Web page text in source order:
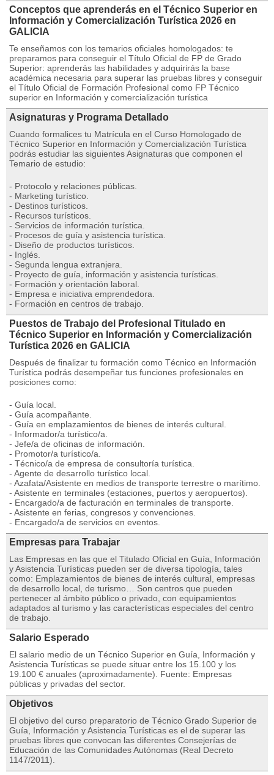
Conceptos que aprenderás en el Técnico Superior en
Información y Comercialización Turística 2026 en
GALICIA
Te enseñamos con los temarios oficiales homologados: te
preparamos para conseguir el Título Oficial de FP de Grado
Superior: aprenderás las habilidades y adquirirás la base
académica necesaria para superar las pruebas libres y conseguir
el Título Oficial de Formación Profesional como FP Técnico
superior en Información y comercialización turística
Asignaturas y Programa Detallado
Cuando formalices tu Matrícula en el Curso Homologado de
Técnico Superior en Información y Comercialización Turística
podrás estudiar las siguientes Asignaturas que componen el
Temario de estudio:
- Protocolo y relaciones públicas.
- Marketing turístico.
- Destinos turísticos.
- Recursos turísticos.
- Servicios de información turística.
- Procesos de guía y asistencia turística.
- Diseño de productos turísticos.
- Inglés.
- Segunda lengua extranjera.
- Proyecto de guía, información y asistencia turísticas.
- Formación y orientación laboral.
- Empresa e iniciativa emprendedora.
- Formación en centros de trabajo.
Puestos de Trabajo del Profesional Titulado en
Técnico Superior en Información y Comercialización
Turística 2026 en GALICIA
Después de finalizar tu formación como Técnico en Información
Turística podrás desempeñar tus funciones profesionales en
posiciones como:
- Guía local.
- Guía acompañante.
- Guía en emplazamientos de bienes de interés cultural.
- Informador/a turístico/a.
- Jefe/a de oficinas de información.
- Promotor/a turístico/a.
- Técnico/a de empresa de consultoría turística.
- Agente de desarrollo turístico local.
- Azafata/Asistente en medios de transporte terrestre o marítimo.
- Asistente en terminales (estaciones, puertos y aeropuertos).
- Encargado/a de facturación en terminales de transporte.
- Asistente en ferias, congresos y convenciones.
- Encargado/a de servicios en eventos.
Empresas para Trabajar
Las Empresas en las que el Titulado Oficial en Guía, Información
y Asistencia Turísticas pueden ser de diversa tipología, tales
como: Emplazamientos de bienes de interés cultural, empresas
de desarrollo local, de turismo… Son centros que pueden
pertenecer al ámbito público o privado, con equipamientos
adaptados al turismo y las características especiales del centro
de trabajo.
Salario Esperado
El salario medio de un Técnico Superior en Guía, Información y
Asistencia Turísticas se puede situar entre los 15.100 y los
19.100 € anuales (aproximadamente). Fuente: Empresas
públicas y privadas del sector.
Objetivos
El objetivo del curso preparatorio de Técnico Grado Superior de
Guía, Información y Asistencia Turísticas es el de superar las
pruebas libres que convocan las diferentes Consejerías de
Educación de las Comunidades Autónomas (Real Decreto
1147/2011).